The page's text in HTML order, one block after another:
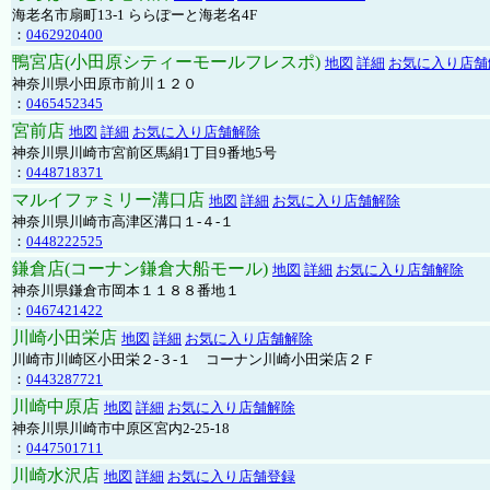
海老名市扇町13-1 ららぽーと海老名4F
： 0462920400
鴨宮店(小田原シティーモールフレスポ) 地図 詳細 お気に入り店
神奈川県小田原市前川１２０
： 0465452345
宮前店 地図 詳細 お気に入り店舗解除
神奈川県川崎市宮前区馬絹1丁目9番地5号
： 0448718371
マルイファミリー溝口店 地図 詳細 お気に入り店舗解除
神奈川県川崎市高津区溝口１-４-１
： 0448222525
鎌倉店(コーナン鎌倉大船モール) 地図 詳細 お気に入り店舗解除
神奈川県鎌倉市岡本１１８８番地１
： 0467421422
川崎小田栄店 地図 詳細 お気に入り店舗解除
川崎市川崎区小田栄２‐３‐１ コーナン川崎小田栄店２Ｆ
： 0443287721
川崎中原店 地図 詳細 お気に入り店舗解除
神奈川県川崎市中原区宮内2-25-18
： 0447501711
川崎水沢店 地図 詳細 お気に入り店舗登録